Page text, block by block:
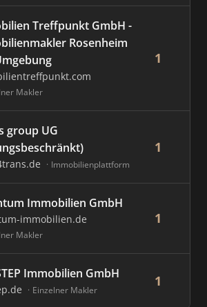
Treffpunkt GmbH -
Rosenheim
Makler
1
group UG
Immobilienplattform
1
Immobilien GmbH
immobilien.de
Makler
1
Immobilien GmbH
Einzelner Makler
1